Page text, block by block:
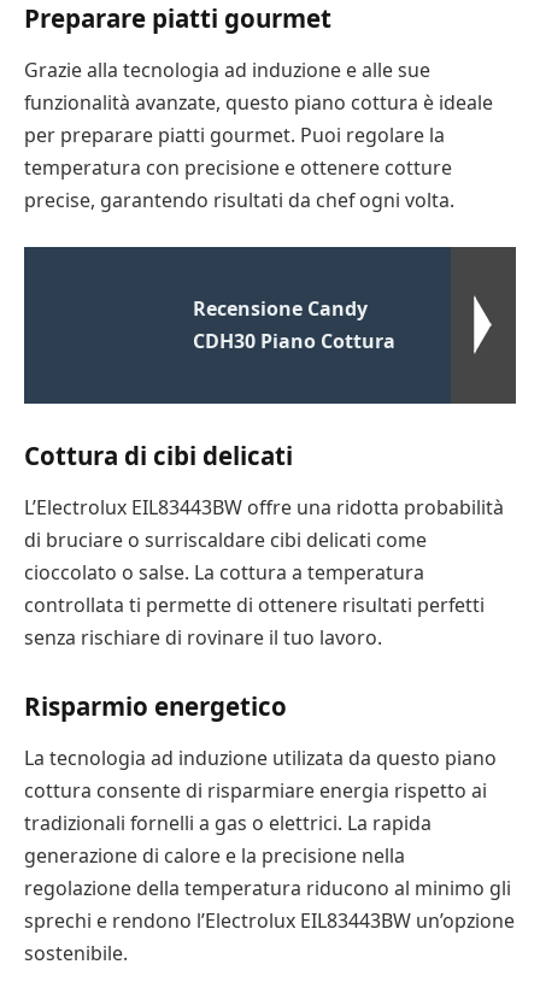
Preparare piatti gourmet
Grazie alla tecnologia ad induzione e alle sue
funzionalità avanzate, questo piano cottura è ideale
per preparare piatti gourmet. Puoi regolare la
temperatura con precisione e ottenere cotture
precise, garantendo risultati da chef ogni volta.
Recensione Candy
CDH30 Piano Cottura
Cottura di cibi delicati
L’Electrolux EIL83443BW offre una ridotta probabilità
di bruciare o surriscaldare cibi delicati come
cioccolato o salse. La cottura a temperatura
controllata ti permette di ottenere risultati perfetti
senza rischiare di rovinare il tuo lavoro.
Risparmio energetico
La tecnologia ad induzione utilizata da questo piano
cottura consente di risparmiare energia rispetto ai
tradizionali fornelli a gas o elettrici. La rapida
generazione di calore e la precisione nella
regolazione della temperatura riducono al minimo gli
sprechi e rendono l’Electrolux EIL83443BW un’opzione
sostenibile.